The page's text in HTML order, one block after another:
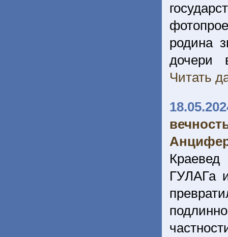
родина
дочери
Читать
ГУЛАГа